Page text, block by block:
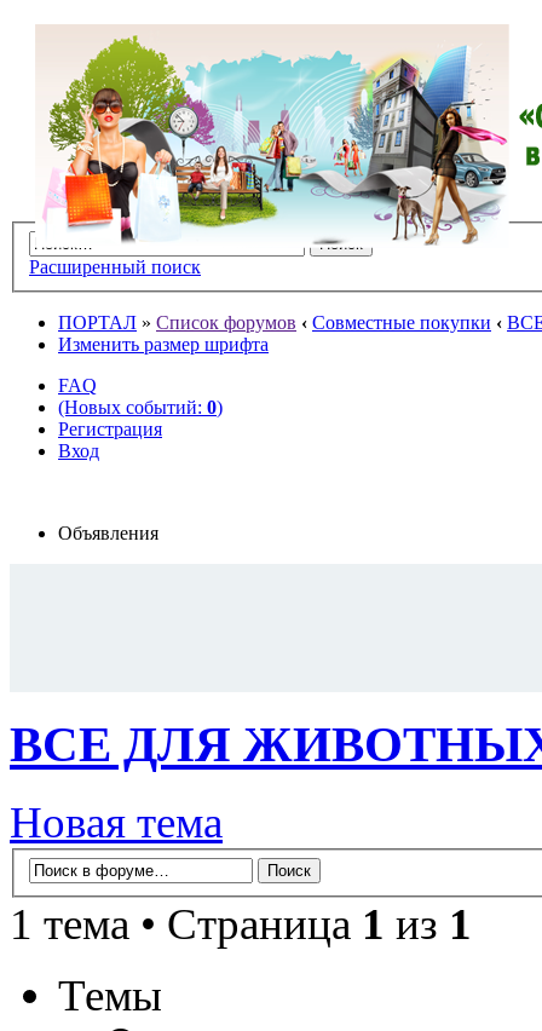
Расширенный поиск
ПОРТАЛ » Список форумов ‹ Совместные покупки ‹
Изменить размер шрифта
FAQ
(Новых событий: 0)
Регистрация
Вход
Объявления
ВСЕ ДЛЯ
Новая тема
1 тема • Страница 1 из 1
Темы